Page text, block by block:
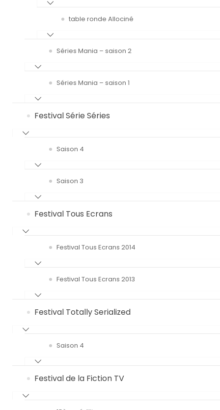
table ronde Allociné
Séries Mania – saison 2
Séries Mania – saison 1
Festival Série Séries
Saison 4
Saison 3
Festival Tous Ecrans
Festival Tous Ecrans 2014
Festival Tous Ecrans 2013
Festival Totally Serialized
Saison 4
Festival de la Fiction TV